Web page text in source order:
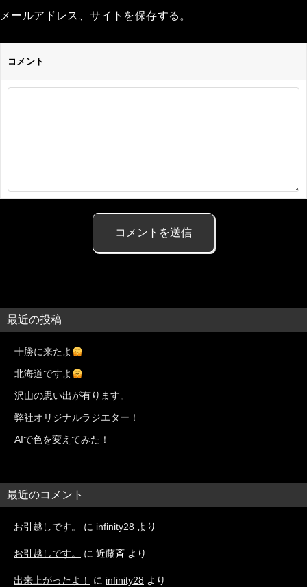
メールアドレス、サイトを保存する。
コメント
最近の投稿
十勝に来たよ
北海道ですよ
沢山の思い出が有ります。
弊社オリジナルラジエター！
AIで色を変えてみた！
最近のコメント
お引越しです。 に infinity28 より
お引越しです。 に 近藤斉 より
出来上がったよ！ に infinity28 より